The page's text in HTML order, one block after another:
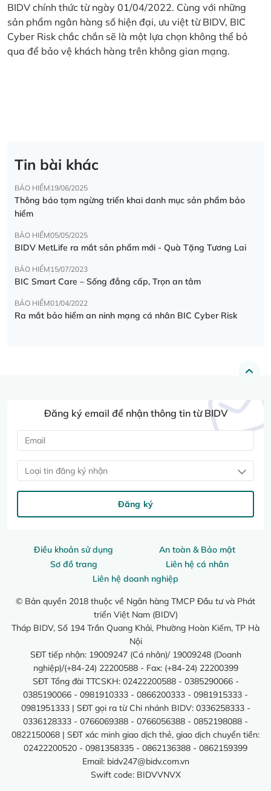
BIDV chính thức từ ngày 01/04/2022. Cùng với những
sản phẩm ngân hàng số hiện đại, ưu việt từ BIDV, BIC
Cyber Risk chắc chắn sẽ là một lựa chọn không thể bỏ
qua để bảo vệ khách hàng trên không gian mạng.
Tin bài khác
BẢO HIỂM19/06/2025
Thông báo tạm ngừng triển khai danh mục sản phẩm bảo
hiểm
BẢO HIỂM05/05/2025
BIDV MetLife ra mắt sản phẩm mới - Quà Tặng Tương Lai
BẢO HIỂM15/07/2023
BIC Smart Care – Sống đẳng cấp, Trọn an tâm
BẢO HIỂM01/04/2022
Ra mắt bảo hiểm an ninh mạng cá nhân BIC Cyber Risk
Điều khoản sử dụng
An toàn & Bảo mật
Sơ đồ trang
Liên hệ cá nhân
Liên hệ doanh nghiệp
© Bản quyền 2018 thuộc về Ngân hàng TMCP Đầu tư và Phát
triển Việt Nam (BIDV)
Tháp BIDV, Số 194 Trần Quang Khải, Phường Hoàn Kiếm, TP Hà
Nội
SĐT tiếp nhận: 19009247 (Cá nhân)/ 19009248 (Doanh
nghiệp)/(+84-24) 22200588 - Fax: (+84-24) 22200399
SĐT Tổng đài TTCSKH: 02422200588 - 0385290066 -
0385190066 - 0981910333 - 0866200333 - 0981915333 -
0981951333 | SĐT gọi ra từ Chi nhánh BIDV: 0336258333 -
0336128333 - 0766069388 - 0766056388 - 0852198088 -
0822150068 | SĐT xác minh giao dịch thẻ, giao dịch chuyển tiền:
02422200520 - 0981358335 - 0862136388 - 0862159399
Email: bidv247@bidv.com.vn
Swift code: BIDVVNVX
Đăng ký email để nhận thông tin từ BIDV
Loại tin đăng ký nhận
Đăng ký